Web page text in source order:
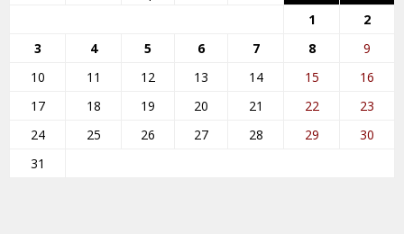
1
2
3
4 5 6 7 8
9
10
11 12 13 14 15
16
17
18 19 20 21 22
23
24
25 26 27 28 29
30
31